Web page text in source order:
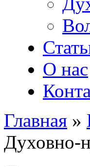
О нас
Главная »
Духовно-